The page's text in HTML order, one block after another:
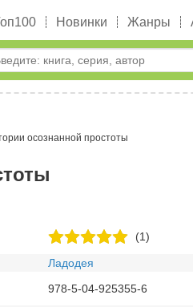
Новинки Жанры
осознанной простоты
(1)
Ладодея
978-5-04-925355-6